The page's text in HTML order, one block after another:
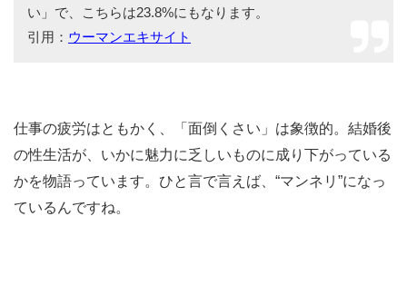
い」で、こちらは23.8%にもなります。
引用： ウーマンエキサイト
仕事の疲労はともかく、「面倒くさい」は象徴的。結婚後
の性生活が、いかに魅力に乏しいものに成り下がっている
かを物語っています。ひと言で言えば、“マンネリ”になっ
ているんですね。